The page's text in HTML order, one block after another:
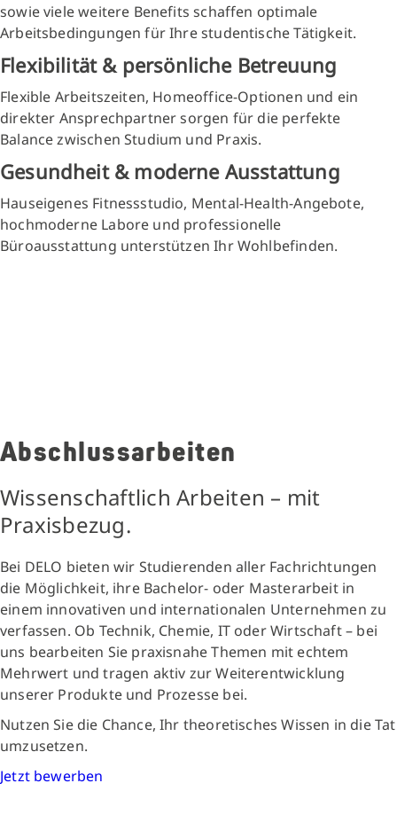
sowie viele weitere Benefits schaffen optimale
Arbeitsbedingungen für Ihre studentische Tätigkeit.
Flexibilität & persönliche Betreuung
Flexible Arbeitszeiten, Homeoffice-Optionen und ein
direkter Ansprechpartner sorgen für die perfekte
Balance zwischen Studium und Praxis.
Gesundheit & moderne Ausstattung
Hauseigenes Fitnessstudio, Mental-Health-Angebote,
hochmoderne Labore und professionelle
Büroausstattung unterstützen Ihr Wohlbefinden.
Abschlussarbeiten
Wissenschaftlich Arbeiten – mit
Praxisbezug.
Bei DELO bieten wir Studierenden aller Fachrichtungen
die Möglichkeit, ihre Bachelor- oder Masterarbeit in
einem innovativen und internationalen Unternehmen zu
verfassen. Ob Technik, Chemie, IT oder Wirtschaft – bei
uns bearbeiten Sie praxisnahe Themen mit echtem
Mehrwert und tragen aktiv zur Weiterentwicklung
unserer Produkte und Prozesse bei.
Nutzen Sie die Chance, Ihr theoretisches Wissen in die Tat
umzusetzen.
Jetzt bewerben